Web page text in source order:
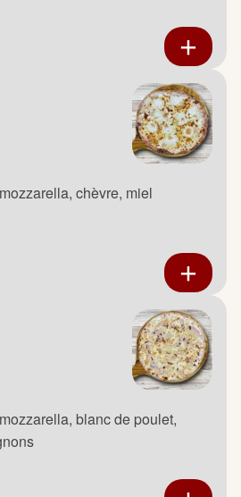
chèvre, miel
blanc de poulet,